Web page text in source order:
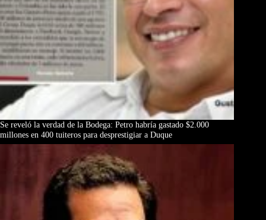
Se reveló la verdad de la Bodega: Petro habría gastado $2.000
millones en 400 tuiteros para desprestigiar a Duque